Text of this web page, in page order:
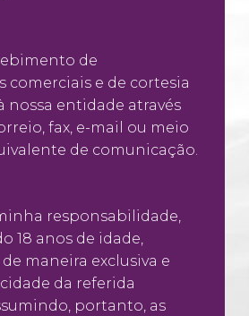
de
comerciais e de cortesia
nossa entidade através
fax, e-mail ou meio
de comunicação.
responsabilidade,
18 anos de idade,
maneira exclusiva e
da referida
portanto, as